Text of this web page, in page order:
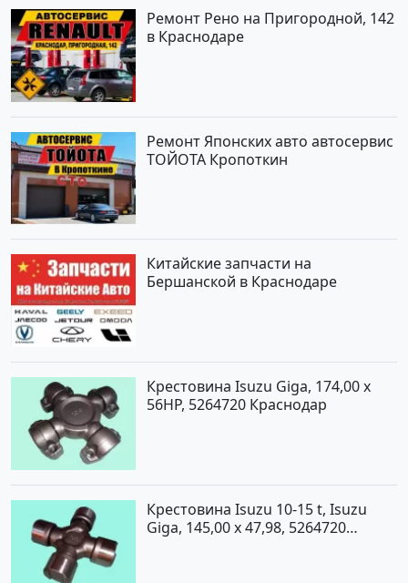
Ремонт Рено на Пригородной, 142
в Краснодаре
Ремонт Японских авто автосервис
ТОЙОТА Кропоткин
Китайские запчасти на
Бершанской в Краснодаре
Крестовина Isuzu Giga, 174,00 x
56HP, 5264720 Краснодар
Крестовина Isuzu 10-15 t, Isuzu
Giga, 145,00 x 47,98, 5264720